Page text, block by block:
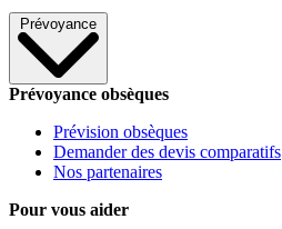
Prévoyance
Prévoyance obsèques
Prévision obsèques
Demander des devis comparatifs
Nos partenaires
Pour vous aider